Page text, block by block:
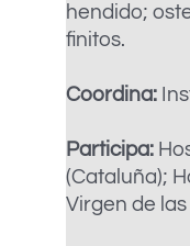
hendido;
finitos.
Coordina:
Participa:
(Cataluña);
Virgen de